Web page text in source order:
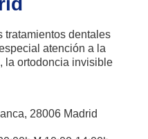
tratamientos dentales
atención a la
la ortodoncia invisible
28006 Madrid